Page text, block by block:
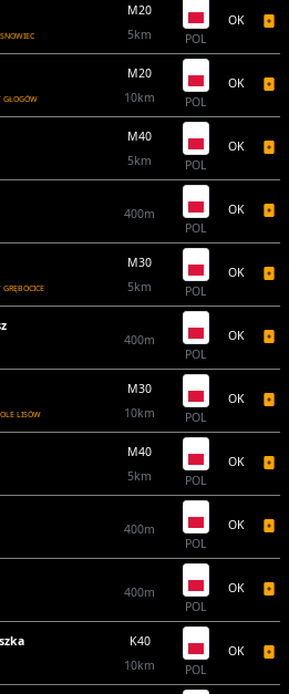
M20
5km
POL
OK
GŁOGÓW
M20
10km
POL
OK
M40
5km
POL
OK
400m
POL
OK
M30
5km
POL
OK
400m
POL
OK
LISÓW
M30
10km
POL
OK
M40
5km
POL
OK
400m
POL
OK
400m
POL
OK
K40
10km
POL
OK